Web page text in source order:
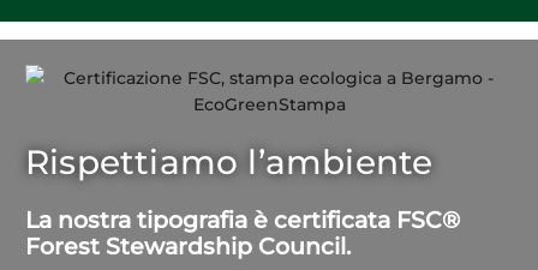
Rispettiamo l’ambiente
La nostra tipografia è certificata FSC®
Forest Stewardship Council.